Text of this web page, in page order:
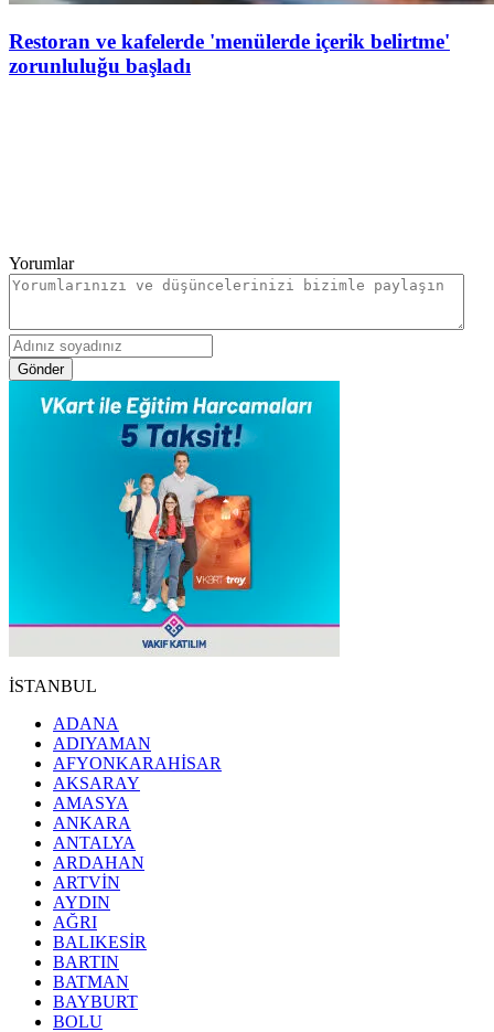
Restoran ve kafelerde 'menülerde içerik belirtme'
zorunluluğu başladı
Yorumlar
Gönder
İSTANBUL
ADANA
ADIYAMAN
AFYONKARAHİSAR
AKSARAY
AMASYA
ANKARA
ANTALYA
ARDAHAN
ARTVİN
AYDIN
AĞRI
BALIKESİR
BARTIN
BATMAN
BAYBURT
BOLU